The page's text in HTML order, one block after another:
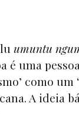
umuntu
é uma
como um
A ideia